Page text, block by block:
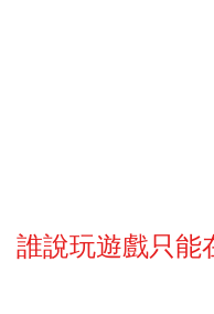
誰說玩遊戲只能